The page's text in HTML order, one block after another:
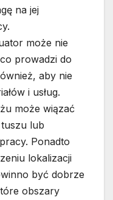
na jej
może nie
prowadzi do
aby nie
i usług.
może wiązać
lub
Ponadto
lokalizacji
być dobrze
obszary